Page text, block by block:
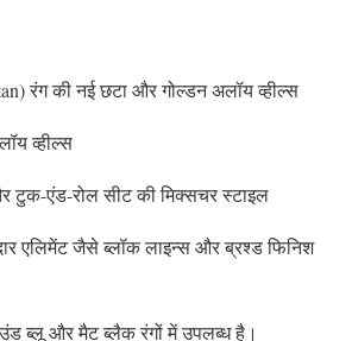
रंग की नई छटा और गोल्डन अलॉय व्हील्स
व्हील्स
एंड-रोल सीट की मिक्सचर स्टाइल
एलिमेंट जैसे ब्लॉक लाइन्स और ब्रश्ड फिनिश
ब्लू और मैट ब्लैक रंगों में उपलब्ध है।